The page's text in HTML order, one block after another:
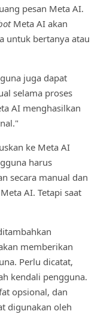
pesan Meta AI.
Meta AI akan
untuk bertanya atau
juga dapat
selama proses
AI menghasilkan
ke Meta AI
harus
secara manual dan
AI. Tetapi saat
memberikan
Perlu dicatat,
kendali pengguna.
opsional, dan
digunakan oleh